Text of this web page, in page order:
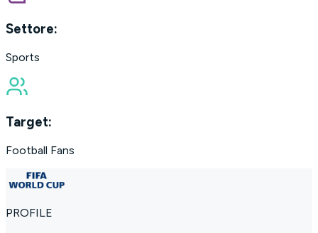
Settore:
Sports
Target:
Football Fans
PROFILE